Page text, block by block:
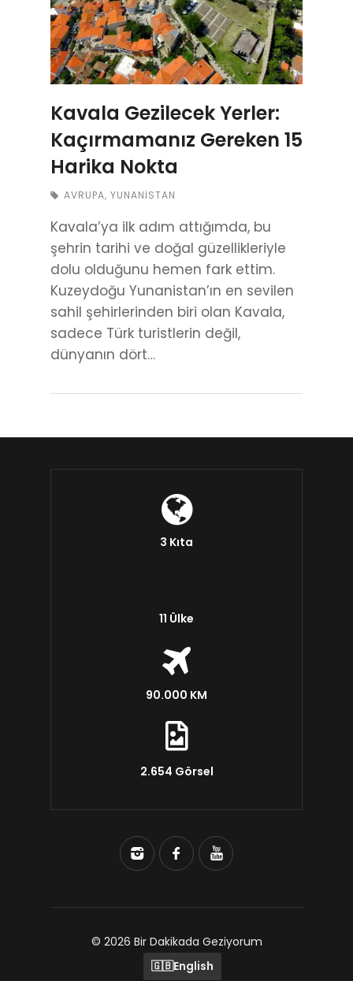
Kavala Gezilecek Yerler:
Kaçırmamanız Gereken 15
Harika Nokta
AVRUPA, YUNANISTAN
Kavala’ya ilk adım attığımda, bu
şehrin tarihi ve doğal güzellikleriyle
dolu olduğunu hemen fark ettim.
Kuzeydoğu Yunanistan’ın en sevilen
sahil şehirlerinden biri olan Kavala,
sadece Türk turistlerin değil,
dünyanın dört…
3 Kıta
11 Ülke
90.000 KM
2.654 Görsel
© 2026 Bir Dakikada Geziyorum
🇬🇧English